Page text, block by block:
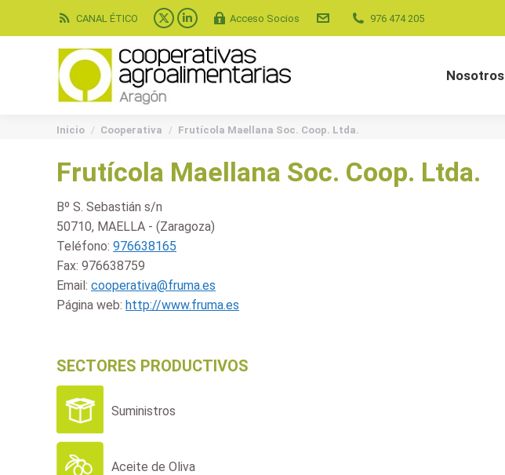
CANAL ÉTICO
X
page
opens
window
Linkedin
page
opens
window
Acceso Socios 976 474 205
Nosotros
You are here:
Inicio Cooperativa Frutícola Maellana Soc. Coop. Ltda.
Frutícola Maellana Soc. Coop. Ltda.
Bº S. Sebastián s/n
50710, MAELLA - (Zaragoza)
Teléfono: 976638165
Fax: 976638759
Email: cooperativa@fruma.es
Página web: http://www.fruma.es
SECTORES PRODUCTIVOS
Suministros
Aceite de Oliva